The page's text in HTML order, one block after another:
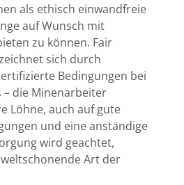
als ethisch einwandfreie
auf Wunsch mit
zu können. Fair
sich durch
Bedingungen bei
die Minenarbeiter
Löhne, auch auf gute
und eine anständige
wird geachtet,
Art der